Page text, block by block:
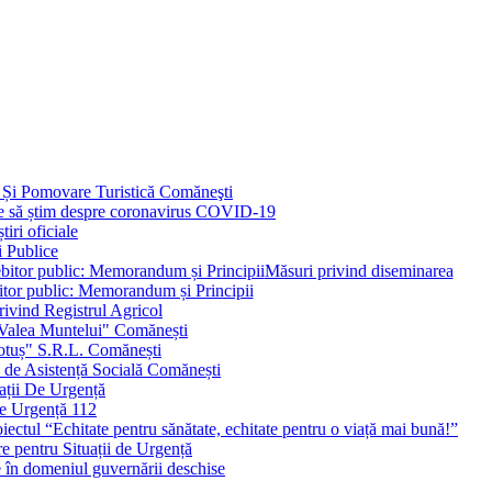
Pomovare Turistică Comăneşti
să știm despre coronavirus COVID-19
oficiale
Publice
Măsuri privind diseminarea
public: Memorandum și Principii
Registrul Agricol
Muntelui" Comănești
S.R.L. Comănești
Asistență Socială Comănești
De Urgență
Urgență 112
“Echitate pentru sănătate, echitate pentru o viață mai bună!”
pentru Situații de Urgență
domeniul guvernării deschise